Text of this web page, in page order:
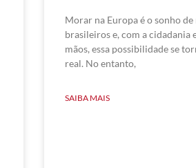
Morar na Europa é o sonho
brasileiros e, com a cidadania
mãos, essa possibilidade se
real. No entanto,
SAIBA MAIS